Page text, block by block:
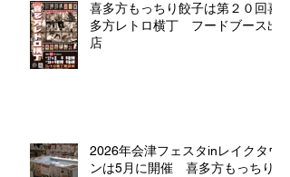
喜多方もっちり餃子は第２０回喜
多方レトロ横丁 フードブース出
店
2026年会津フェスタinレイクタウ
ンは5月に開催 喜多方もっちり